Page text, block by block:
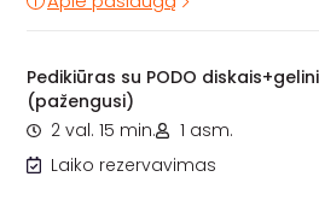
Pedikiūras su PODO
(pažengusi)
2 val. 15 min.
1 asm.
Laiko rezervavimas